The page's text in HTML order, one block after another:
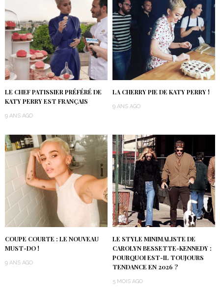
LE CHEF PATISSIER PRÉFÉRÉ DE
KATY PERRY EST FRANÇAIS
9 ANS AGO
LA CHERRY PIE DE KATY PERRY !
9 ANS AGO
COUPE COURTE : LE NOUVEAU
MUST-DO !
9 ANS AGO
LE STYLE MINIMALISTE DE
CAROLYN BESSETTE-KENNEDY :
POURQUOI EST-IL TOUJOURS
TENDANCE EN 2026 ?
5 MOIS AGO